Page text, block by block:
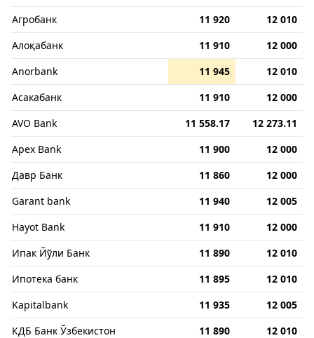
Агробанк
11 920
12 010
Алоқабанк
11 910
12 000
Anorbank
11 945
12 010
Асакабанк
11 910
12 000
AVO Bank
11 558.17
12 273.11
Apex Bank
11 900
12 000
Давр Банк
11 860
12 000
Garant bank
11 940
12 005
Hayot Bank
11 910
12 000
Ипак Йўли Банк
11 890
12 010
Ипотека банк
11 895
12 010
Kapitalbank
11 935
12 005
КДБ Банк Ўзбекистон
11 890
12 010